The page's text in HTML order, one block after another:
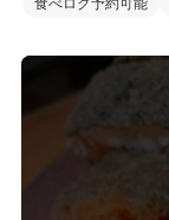
食べログ予約可能